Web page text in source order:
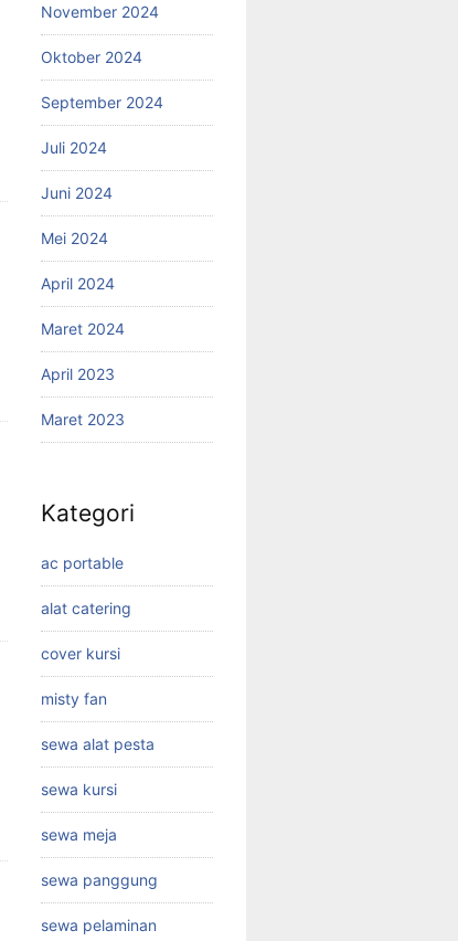
November 2024
Oktober 2024
September 2024
Juli 2024
Juni 2024
Mei 2024
April 2024
Maret 2024
April 2023
Maret 2023
Kategori
ac portable
alat catering
cover kursi
misty fan
sewa alat pesta
sewa kursi
sewa meja
sewa panggung
sewa pelaminan